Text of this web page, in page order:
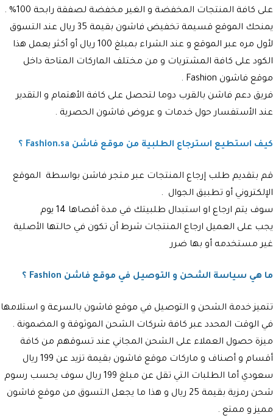
على كافة المنتجات المخفضة و الغير مخفضة لصفقة رابحة 100% .
يمنحك الموقع قسيمة تخفيض فاشون بقيمة 35 ريال عند التسوق
لأول مره عبر الموقع و عند الشراء بمبلغ 100 ريال أو أكثر يعمل هذا
الكود على كافة المشتريات و من مختلف الماركات المتاحة داخل
موقع فاشون Fashion .
فريق دعم فاشن بالقرب دوما لتحصل على كافة الأهتمام و التقدير
عند الأستفسار حول خدمات و عروض فاشون الحصرية .
كيف استطيع استرجاع الطلبية من موقع فاشن Fashion.sa ؟
قم بتقديم طلب إرجاع المنتجات عبر متجر فاشن بواسطة الموقع
الإلكتروني أو تطبيق الجوال .
سوف يتم ارجاع او استبدال طلبيتك في مدة أقصاها 14 يوم
يجب على العميل ارجاع المنتجات شرط أن تكون في حالتها الأصلية
غير مستخدمه أو بها ضرر
ما هي سياسة الشحن و التوصيل في موقع فاشن Fashion ؟
تتميز خدمة الشحن و التوصيل في موقع فاشون بالسرعة و استلامها
في الوقت المحدد عبر كافة شركات الشحن الموثوقة و المضمونة .
ميزة حصول العملاء على الشحن المجاني عند تسوقهم من كافة
أقسام و أصناف و ماركات موقع فاشون بقيمة تزيد عن 199 ريال
سعودي أما الطلبات التي تقل عن مبلغ 199 ريال سوف يحسب رسوم
شحن رمزية بقيمة 25 ريال و هذا ما يجعل التسوق من موقع فاشون
مميز و ممتع .